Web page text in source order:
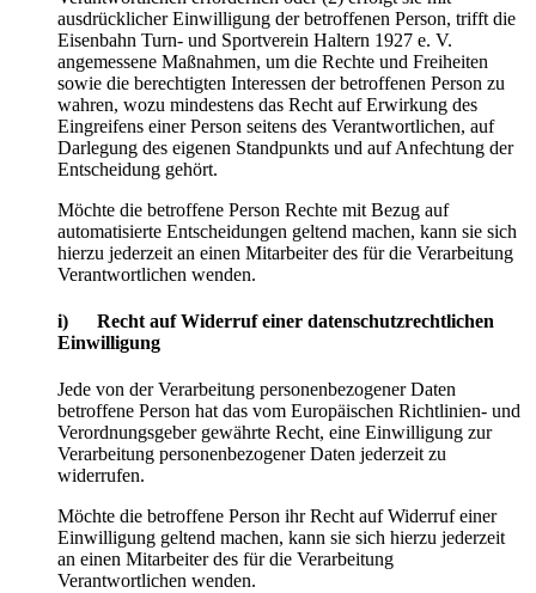
ausdrücklicher Einwilligung der betroffenen Person, trifft die
Eisenbahn Turn- und Sportverein Haltern 1927 e. V.
angemessene Maßnahmen, um die Rechte und Freiheiten
sowie die berechtigten Interessen der betroffenen Person zu
wahren, wozu mindestens das Recht auf Erwirkung des
Eingreifens einer Person seitens des Verantwortlichen, auf
Darlegung des eigenen Standpunkts und auf Anfechtung der
Entscheidung gehört.
Möchte die betroffene Person Rechte mit Bezug auf
automatisierte Entscheidungen geltend machen, kann sie sich
hierzu jederzeit an einen Mitarbeiter des für die Verarbeitung
Verantwortlichen wenden.
i) Recht auf Widerruf einer datenschutzrechtlichen
Einwilligung
Jede von der Verarbeitung personenbezogener Daten
betroffene Person hat das vom Europäischen Richtlinien- und
Verordnungsgeber gewährte Recht, eine Einwilligung zur
Verarbeitung personenbezogener Daten jederzeit zu
widerrufen.
Möchte die betroffene Person ihr Recht auf Widerruf einer
Einwilligung geltend machen, kann sie sich hierzu jederzeit
an einen Mitarbeiter des für die Verarbeitung
Verantwortlichen wenden.